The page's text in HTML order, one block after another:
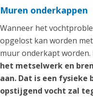
Muren onderkappen
Wanneer het
opgelost kan worden
muur onderkapt worden.
het metselwerk en
aan. Dat is een fysieke
opstijgend vocht zal